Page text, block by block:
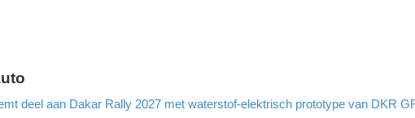
deel aan Dakar Rally 2027 met waterstof-elektrisch prototype van DKR